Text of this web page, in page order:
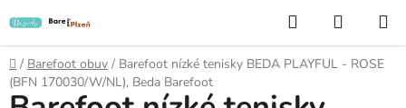
na
obsah
Hledat
KOŠÍK
Domů
/ Barefoot obuv / Barefoot nízké tenisky BEDA PLAYFUL - ROSE
(BFN 170030/W/NL), Beda Barefoot